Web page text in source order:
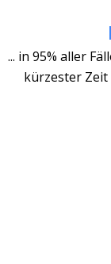
... in 95% aller
kürzester